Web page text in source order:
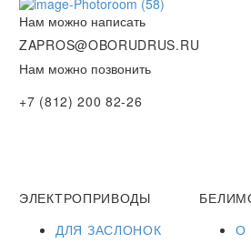
Нам можно написать
ZAPROS@OBORUDRUS.RU
Нам можно позвонить
+7 (812) 200 82-26
ЭЛЕКТРОПРИВОДЫ
ДЛЯ ЗАСЛОНОК
О